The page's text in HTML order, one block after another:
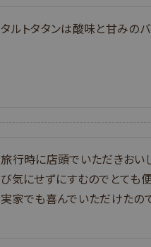
タルトタタンは酸味と甘みの
旅行時に店頭でいただきおい
び気にせずにすむのでとても
実家でも喜んでいただけたの